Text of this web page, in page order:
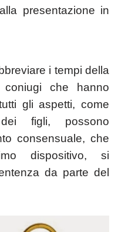
presentazione in
i tempi della
che hanno
gli aspetti, come
dei figli, possono
consensuale, che
dispositivo, si
da parte del